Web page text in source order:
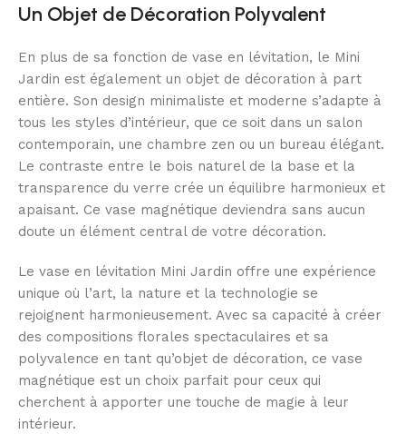
Un Objet de Décoration Polyvalent
En plus de sa fonction de vase en lévitation, le Mini
Jardin est également un objet de décoration à part
entière. Son design minimaliste et moderne s’adapte à
tous les styles d’intérieur, que ce soit dans un salon
contemporain, une chambre zen ou un bureau élégant.
Le contraste entre le bois naturel de la base et la
transparence du verre crée un équilibre harmonieux et
apaisant. Ce vase magnétique deviendra sans aucun
doute un élément central de votre décoration.
Le vase en lévitation Mini Jardin offre une expérience
unique où l’art, la nature et la technologie se
rejoignent harmonieusement. Avec sa capacité à créer
des compositions florales spectaculaires et sa
polyvalence en tant qu’objet de décoration, ce vase
magnétique est un choix parfait pour ceux qui
cherchent à apporter une touche de magie à leur
intérieur.